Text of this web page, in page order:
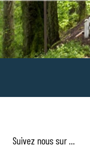
Suivez nous sur ...